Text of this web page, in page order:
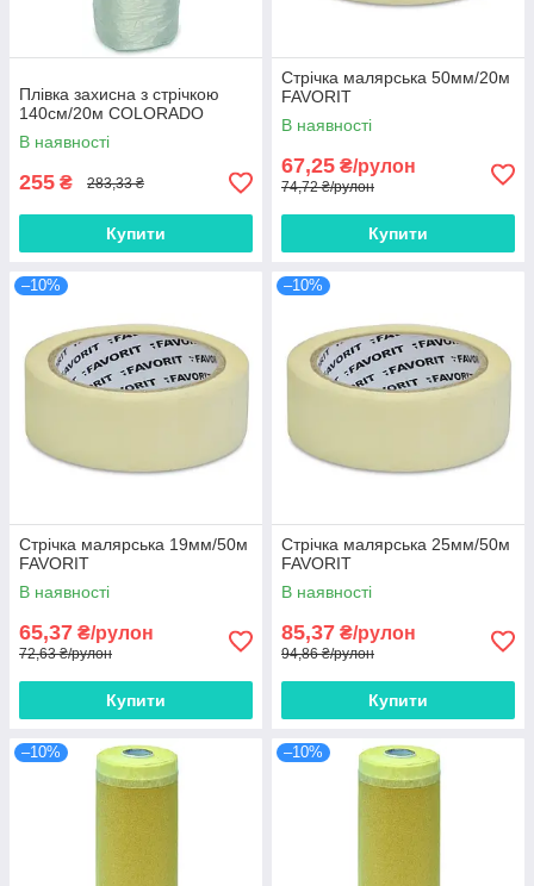
Плівка захисна з стрічкою
140см/20м COLORADO
В наявності
255 ₴ 283,33 ₴
Купити
Стрічка малярська 50мм/20м
FAVORIT
В наявності
67,25 ₴/рулон
74,72 ₴/рулон
Купити
–10%
Стрічка малярська 19мм/50м
FAVORIT
В наявності
65,37 ₴/рулон
72,63 ₴/рулон
Купити
–10%
Стрічка малярська 25мм/50м
FAVORIT
В наявності
85,37 ₴/рулон
94,86 ₴/рулон
Купити
–10% –10%